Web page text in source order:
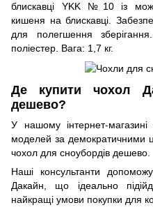
блискавці YKK №10 із
кишеня на блискавці.
для полегшення
поліестер. Вага: 1,7 кг.
Де купити чохол
дешево?
У нашому інтернет-
моделей за демократичними
чохол для сноубордів дешево.
Наші консультанти
Дакайн, що ідеально
найкращі умови покупки для